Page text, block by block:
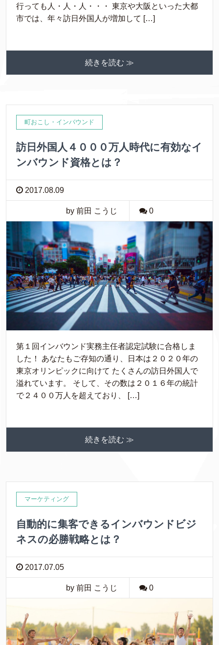
行っても人・人・人・・・ 東京や大阪といった大都
市では、年々訪日外国人が増加して […]
続きを読む ≫
町おこし・インバウンド
訪日外国人４０００万人時代に有効なイ
ンバウンド資格とは？
2017.08.09
by 前田 こうじ 0
第１回インバウンド実務主任者認定試験に合格しま
した！ あなたもご存知の通り、日本は２０２０年の
東京オリンピックに向けて たくさんの訪日外国人で
溢れています。 そして、その数は２０１６年の統計
で２４００万人を超えており、 […]
続きを読む ≫
マーケティング
自動的に集客できるインバウンドビジ
ネスの必勝戦略とは？
2017.07.05
by 前田 こうじ 0